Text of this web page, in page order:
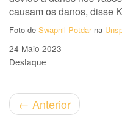
causam os danos, disse
Foto de Swapnil Potdarna
24 Maio 2023
Destaque
← Anterior